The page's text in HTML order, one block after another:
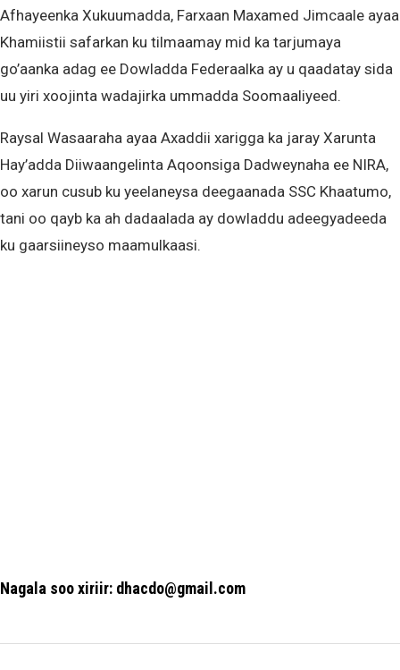
Afhayeenka Xukuumadda, Farxaan Maxamed Jimcaale ayaa
Khamiistii safarkan ku tilmaamay mid ka tarjumaya
go’aanka adag ee Dowladda Federaalka ay u qaadatay sida
uu yiri xoojinta wadajirka ummadda Soomaaliyeed.
Raysal Wasaaraha ayaa Axaddii xarigga ka jaray Xarunta
Hay’adda Diiwaangelinta Aqoonsiga Dadweynaha ee NIRA,
oo xarun cusub ku yeelaneysa deegaanada SSC Khaatumo,
tani oo qayb ka ah dadaalada ay dowladdu adeegyadeeda
ku gaarsiineyso maamulkaasi.
Nagala soo xiriir: dhacdo@gmail.com